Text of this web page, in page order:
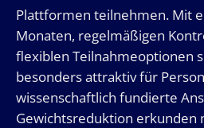
Plattformen teilnehmen. Mit
Monaten, regelmäßigen
flexiblen Teilnahmeoptionen
besonders attraktiv für
wissenschaftlich fundierte
Gewichtsreduktion erkunden